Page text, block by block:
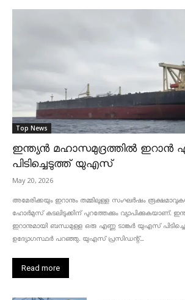
Top News
ഇന്ത്യൻ മഹാസമുദ്രത്തിൽ ഇറാൻ
പിടിച്ചെടുത്ത് യുഎസ്
May 20, 2026
അമേരിക്കയും ഇറാനും തമ്മിലുള്ള സംഘർഷം
ഹോർമുസ് കടലിടുക്കിന് പുറത്തേക്കും വ്യാപിക്കുകയാണ്.
ഇറാനുമായി ബന്ധമുള്ള ഒരു എണ്ണ ടാങ്കർ യുഎസ്
ഉദ്യോഗസ്ഥർ പറഞ്ഞു. യുഎസ് പ്രസിഡന്റ്...
Read more